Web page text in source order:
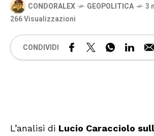
CONDORALEX GEOPOLITICA
3
266 Visualizzazioni
CONDIVIDI
L’analisi di Lucio Caracciolo